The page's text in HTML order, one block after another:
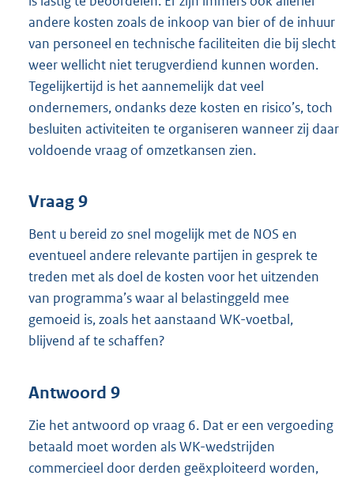
andere kosten zoals de inkoop van bier of de inhuur
van personeel en technische faciliteiten die bij slecht
weer wellicht niet terugverdiend kunnen worden.
Tegelijkertijd is het aannemelijk dat veel
ondernemers, ondanks deze kosten en risico’s, toch
besluiten activiteiten te organiseren wanneer zij daar
voldoende vraag of omzetkansen zien.
Vraag 9
Bent u bereid zo snel mogelijk met de NOS en
eventueel andere relevante partijen in gesprek te
treden met als doel de kosten voor het uitzenden
van programma’s waar al belastinggeld mee
gemoeid is, zoals het aanstaand WK-voetbal,
blijvend af te schaffen?
Antwoord 9
Zie het antwoord op vraag 6. Dat er een vergoeding
betaald moet worden als WK-wedstrijden
commercieel door derden geëxploiteerd worden,